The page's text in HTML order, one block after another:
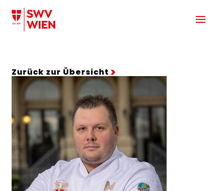
Zum Hauptinhalt springen
Zurück zur Übersicht